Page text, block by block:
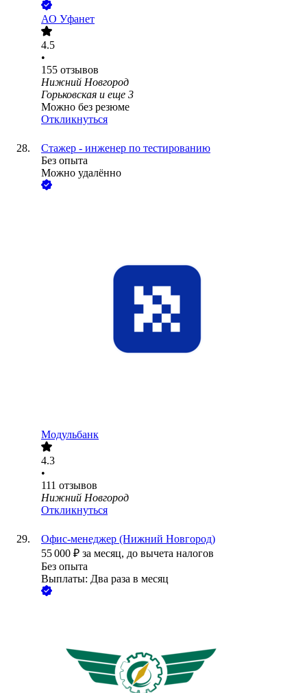
АО Уфанет
4.5
•
155 отзывов
Нижний Новгород
Горьковская и еще 3
Можно без резюме
Откликнуться
Стажер - инженер по тестированию
Без опыта
Можно удалённо
Модульбанк
4.3
•
111 отзывов
Нижний Новгород
Откликнуться
Офис-менеджер (Нижний Новгород)
55 000 ₽ за месяц, до вычета налогов
Без опыта
Выплаты: Два раза в месяц